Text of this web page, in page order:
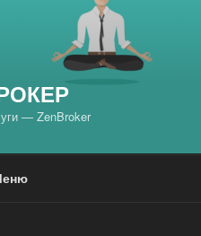
— ZenBroker